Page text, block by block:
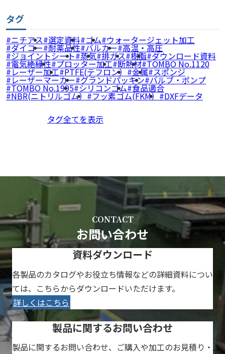
タグ
ニチアス 選定資料 ゴム ウォータージェット加工
ダイコー 耐薬品性 バルカー 高温・高圧
ジョイントシート 蒸気 排ガス 樹脂 ダウンロード資料
電気絶縁性 プロッター加工 断熱材 TOMBO No.1120
レーザー加工 PTFE(テフロン） 金属 スポンジ
レーザーマーカー グランドパッキン バルブ・ポンプ
TOMBO No.1995 シリコンゴム 食品適合
NBR(ニトリルゴム） フッ素ゴム(FKM） DXFデータ
タグ全てを表示
CONTACT
お問い合わせ
資料ダウンロード
各製品のカタログやお役立ち情報などの詳細資料につい
ては、こちらからダウンロードいただけます。
詳しくはこちら
製品に関するお問い合わせ
製品に関するお問い合わせ、ご購入や加工のお見積り・